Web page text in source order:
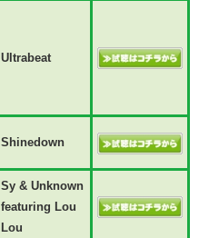
Ultrabeat
Shinedown
Sy & Unknown
featuring Lou
Lou